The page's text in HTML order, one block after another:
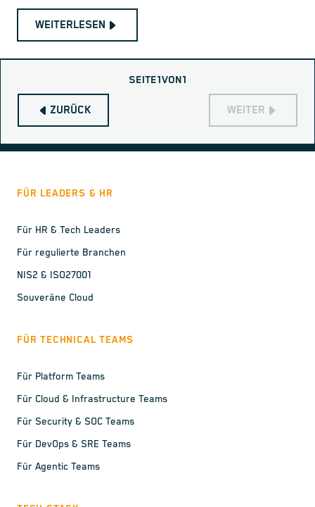
WEITERLESEN
ZURÜCK
SEITE1VON1
WEITER
FÜR LEADERS & HR
Für HR & Tech Leaders
Für regulierte Branchen
NIS2 & ISO27001
Souveräne Cloud
FÜR TECHNICAL TEAMS
Für Platform Teams
Für Cloud & Infrastructure Teams
Für Security & SOC Teams
Für DevOps & SRE Teams
Für Agentic Teams